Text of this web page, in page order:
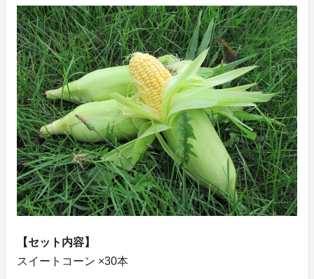
【セット内容】
スイートコーン ×30本